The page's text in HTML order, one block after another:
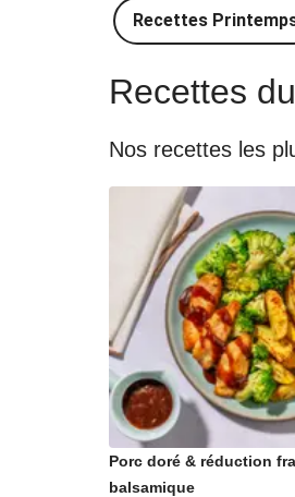
Recettes
Recettes
Nos recettes les
Porc doré & réduction
balsamique